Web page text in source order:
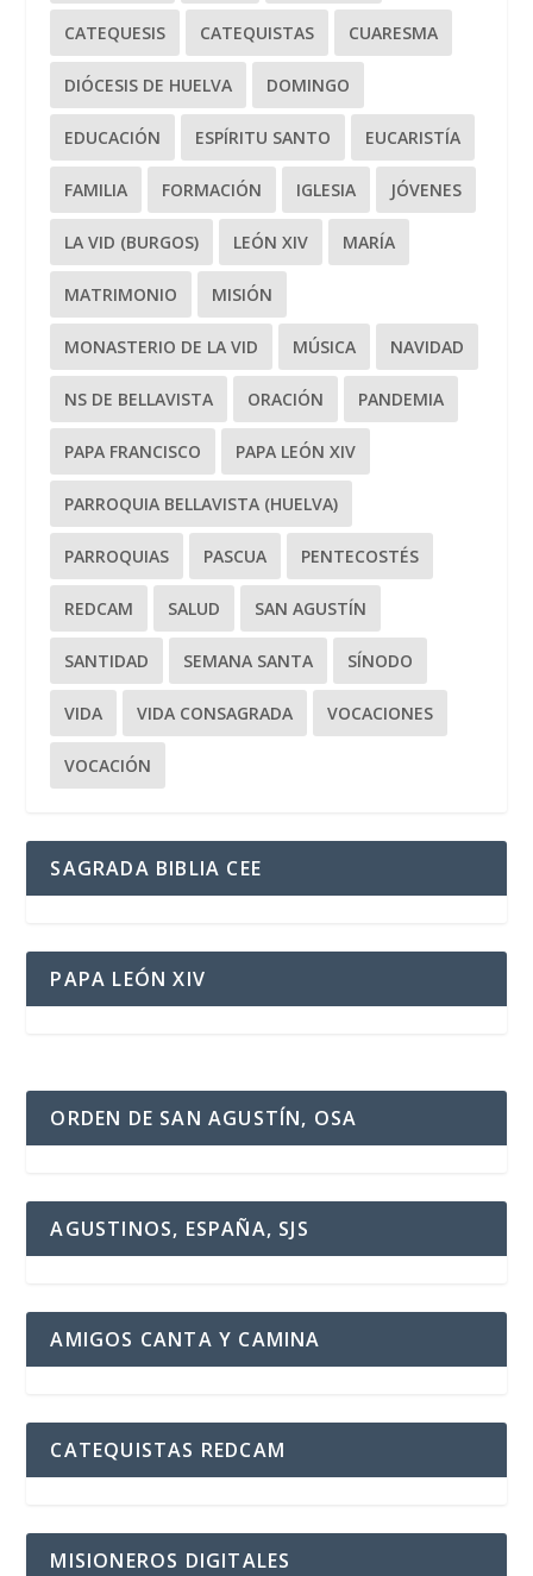
CATEQUESIS CATEQUISTAS CUARESMA
DIÓCESIS DE HUELVA DOMINGO
EDUCACIÓN ESPÍRITU SANTO EUCARISTÍA
FAMILIA FORMACIÓN IGLESIA JÓVENES
LA VID (BURGOS) LEÓN XIV MARÍA
MATRIMONIO MISIÓN
MONASTERIO DE LA VID MÚSICA NAVIDAD
NS DE BELLAVISTA ORACIÓN PANDEMIA
PAPA FRANCISCO PAPA LEÓN XIV
PARROQUIA BELLAVISTA (HUELVA)
PARROQUIAS PASCUA PENTECOSTÉS
REDCAM SALUD SAN AGUSTÍN
SANTIDAD SEMANA SANTA SÍNODO
VIDA VIDA CONSAGRADA VOCACIONES
VOCACIÓN
SAGRADA BIBLIA CEE
PAPA LEÓN XIV
ORDEN DE SAN AGUSTÍN, OSA
AGUSTINOS, ESPAÑA, SJS
AMIGOS CANTA Y CAMINA
CATEQUISTAS REDCAM
MISIONEROS DIGITALES